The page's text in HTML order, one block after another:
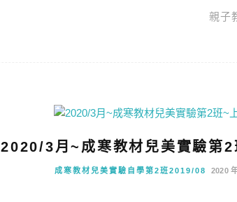
親子
2020/3月~成寒教材兒美實驗第2
成寒教材兒美實驗自學第2班2019/08 2020